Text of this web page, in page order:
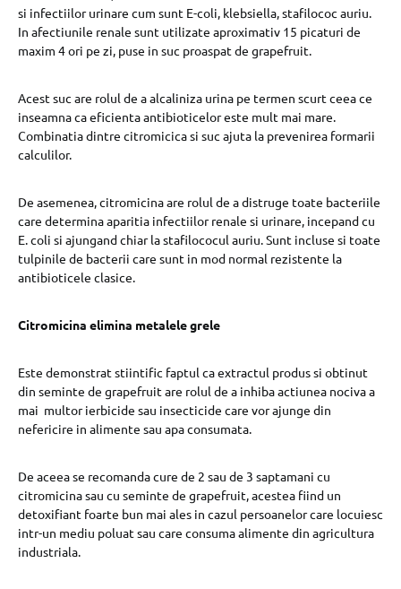
si infectiilor urinare cum sunt E-coli, klebsiella, stafilococ auriu.
In afectiunile renale sunt utilizate aproximativ 15 picaturi de
maxim 4 ori pe zi, puse in suc proaspat de grapefruit.
Acest suc are rolul de a alcaliniza urina pe termen scurt ceea ce
inseamna ca eficienta antibioticelor este mult mai mare.
Combinatia dintre citromicica si suc ajuta la prevenirea formarii
calculilor.
De asemenea, citromicina are rolul de a distruge toate bacteriile
care determina aparitia infectiilor renale si urinare, incepand cu
E. coli si ajungand chiar la stafilococul auriu. Sunt incluse si toate
tulpinile de bacterii care sunt in mod normal rezistente la
antibioticele clasice.
Citromicina elimina metalele grele
Este demonstrat stiintific faptul ca extractul produs si obtinut
din seminte de grapefruit are rolul de a inhiba actiunea nociva a
mai multor ierbicide sau insecticide care vor ajunge din
nefericire in alimente sau apa consumata.
De aceea se recomanda cure de 2 sau de 3 saptamani cu
citromicina sau cu seminte de grapefruit, acestea fiind un
detoxifiant foarte bun mai ales in cazul persoanelor care locuiesc
intr-un mediu poluat sau care consuma alimente din agricultura
industriala.